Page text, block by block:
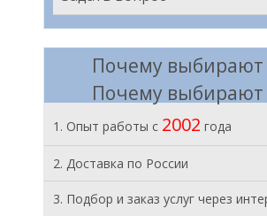
Почему выбирают
Почему выбирают
1. Опыт работы с 2002 года
2. Доставка по России
3. Подбор и заказ услуг через